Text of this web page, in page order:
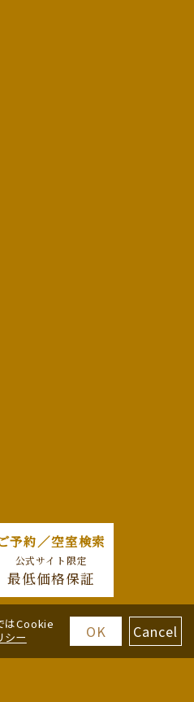
予約／空室検索
公式サイト限定
最低価格保証
はCookie
シー OK Cancel